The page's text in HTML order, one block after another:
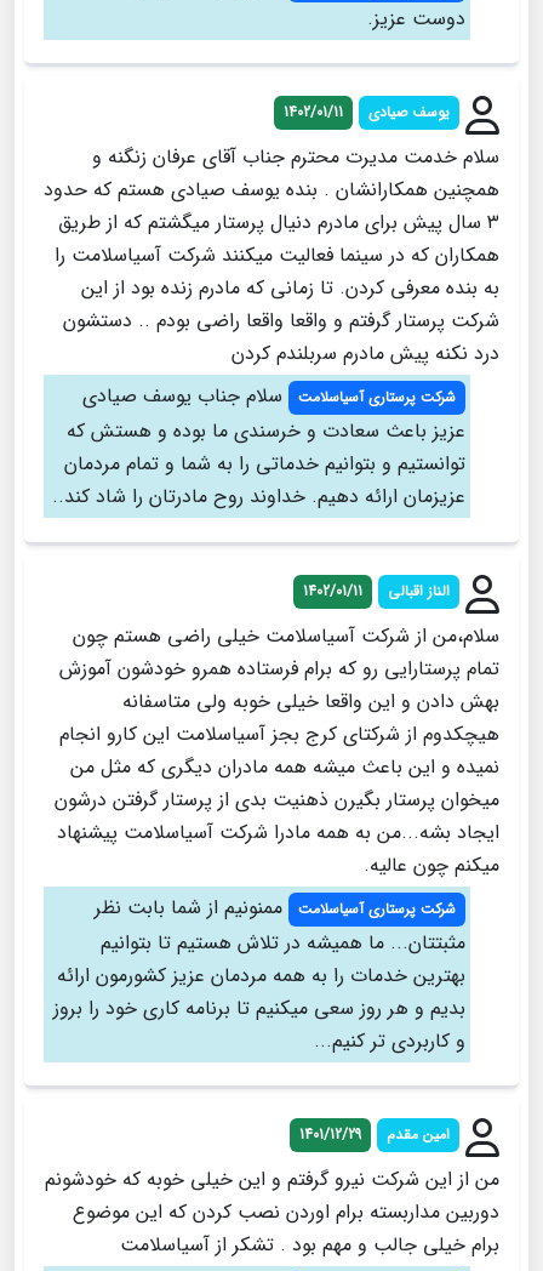
دوست عزیز.
یوسف صیادی 1402/01/11
سلام خدمت مدیرت محترم جناب آقای عرفان زنگنه و
همچنین همکارانشان . بنده یوسف صیادی هستم که حدود
۳ سال پیش برای مادرم دنیال پرستار میگشتم که از طریق
همکاران که در سینما فعالیت میکنند شرکت آسیاسلامت را
به بنده معرفی کردن. تا زمانی که مادرم زنده بود از این
شرکت پرستار گرفتم و واقعا واقعا راضی بودم .. دستشون
درد نکنه پیش مادرم سربلندم کردن
شرکت پرستاری آسیاسلامت
سلام جناب یوسف صیادی
عزیز باعث سعادت و خرسندی ما بوده و هستش که
توانستیم و بتوانیم خدماتی را به شما و تمام مردمان
عزیزمان ارائه دهیم. خداوند روح مادرتان را شاد کند..
الناز اقبالی 1402/01/11
سلام،من از شرکت آسیاسلامت خیلی راضی هستم چون
تمام پرستارایی رو که برام فرستاده همرو خودشون آموزش
بهش دادن و این واقعا خیلی خوبه ولی متاسفانه
هیچکدوم از شرکتای کرج بجز آسیاسلامت این کارو انجام
نمیده و این باعث میشه همه مادران دیگری که مثل من
میخوان پرستار بگیرن ذهنیت بدی از پرستار گرفتن درشون
ایجاد بشه...من به همه مادرا شرکت آسیاسلامت پیشنهاد
میکنم چون عالیه.
شرکت پرستاری آسیاسلامت
ممنونیم از شما بابت نظر
مثبتتان... ما همیشه در تلاش هستیم تا بتوانیم
بهترین خدمات را به همه مردمان عزیز کشورمون ارائه
بدیم و هر روز سعی میکنیم تا برنامه کاری خود را بروز
و کاربردی تر کنیم...
امین مقدم 1401/12/29
من از این شرکت نیرو گرفتم و این خیلی خوبه که خودشونم
دوربین مداربسته برام اوردن نصب کردن که این موضوع
برام خیلی جالب و مهم بود . تشکر از آسیاسلامت